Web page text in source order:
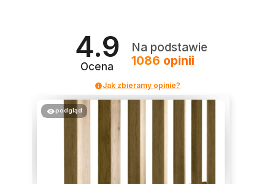
4.9
Ocena
Na podstawie
1086 opinii
Jak zbieramy opinie?
podgląd